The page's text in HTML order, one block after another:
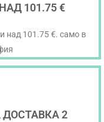
101.75 €
над 101.75 €. само в
2